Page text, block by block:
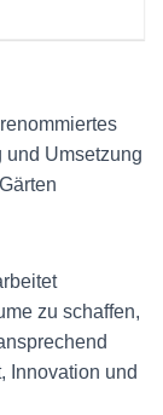
und Umsetzung
zu schaffen,
Innovation und